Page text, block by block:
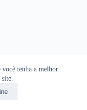
você tenha a melhor
site.
Online •